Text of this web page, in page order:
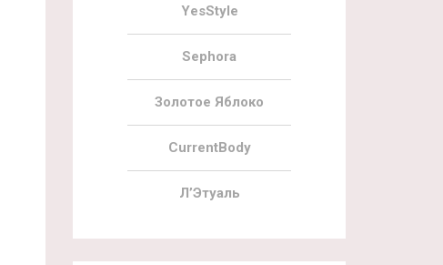
YesStyle
Sephora
Золотое Яблоко
CurrentBody
Л’Этуаль